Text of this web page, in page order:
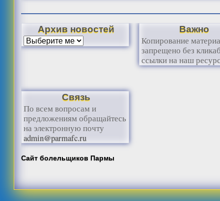
Архив новостей Важно
Копирование
запрещено без
ссылки на наш
Связь
По всем вопросам и
предложениям обращайтесь
на электронную почту
admin@parmafc.ru
Сайт болельщиков Пармы